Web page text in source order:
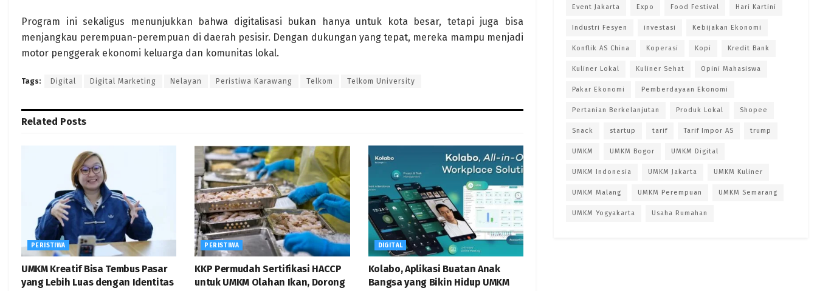
Program ini sekaligus menunjukkan bahwa digitalisasi bukan hanya untuk kota besar, tetapi juga bisa
menjangkau perempuan-perempuan di daerah pesisir. Dengan dukungan yang tepat, mereka mampu menjadi
motor penggerak ekonomi keluarga dan komunitas lokal.
Tags: Digital Digital Marketing Nelayan Peristiwa Karawang Telkom Telkom University
Related Posts
PERISTIWA
UMKM Kreatif Bisa Tembus Pasar
yang Lebih Luas dengan Identitas
PERISTIWA
KKP Permudah Sertifikasi HACCP
untuk UMKM Olahan Ikan, Dorong
DIGITAL
Kolabo, Aplikasi Buatan Anak
Bangsa yang Bikin Hidup UMKM
Event Jakarta Expo Food Festival Hari Kartini
Industri Fesyen investasi Kebijakan Ekonomi
Konflik AS China Koperasi Kopi Kredit Bank
Kuliner Lokal Kuliner Sehat Opini Mahasiswa
Pakar Ekonomi Pemberdayaan Ekonomi
Pertanian Berkelanjutan Produk Lokal Shopee
Snack startup tarif Tarif Impor AS trump
UMKM UMKM Bogor UMKM Digital
UMKM Indonesia UMKM Jakarta UMKM Kuliner
UMKM Malang UMKM Perempuan UMKM Semarang
UMKM Yogyakarta Usaha Rumahan